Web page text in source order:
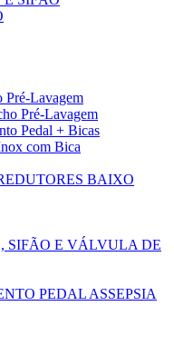
Pré-Lavagem
Pré-Lavagem
Pedal + Bicas
com Bica
BAIXO
SIFÃO E VÁLVULA DE
PEDAL ASSEPSIA